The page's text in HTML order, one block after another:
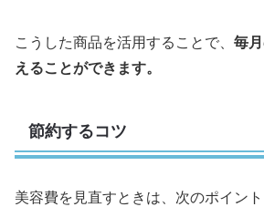
こうした商品を活用することで、 毎
えることができます。
節約するコツ
美容費を見直すときは、次のポイン